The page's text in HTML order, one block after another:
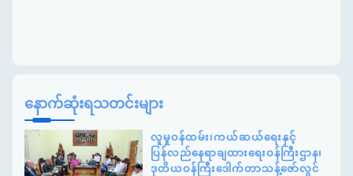
နောက်ဆုံးရသတင်းများ
လူမှုဝန်ထမ်း၊ကယ်ဆယ်ရေးနှင့်
ပြန်လည်နေရာချထားရေးဝန်ကြီးဌာန၊
ဒုတိယဝန်ကြီးဒေါက်တာသန့်ဇော်လွင်